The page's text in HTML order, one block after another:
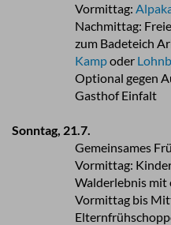
Vormittag:
Nachmittag:
zum Badeteich
Kampoder
Optional gegen
Gasthof Einfalt
Sonntag, 21.7.
Gemeinsames
Vormittag:
Walderlebnis mit
Vormittag bis